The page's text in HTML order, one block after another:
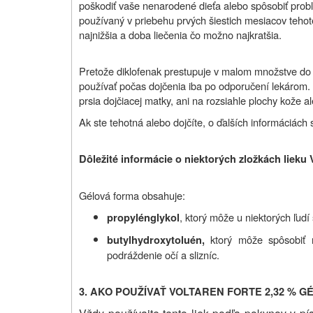
poškodiť vaše nenarodené dieťa alebo spôsobiť
používaný v priebehu prvých šiestich mesiacov
najnižšia a doba liečenia čo možno najkratšia.
Pretože diklofenak prestupuje v malom množstve
používať počas dojčenia iba po odporučení
prsia dojčiacej matky, ani na rozsiahle plochy kože
Ak ste tehotná alebo dojčíte, o ďalších
Dôležité informácie o niektorých zložkách lieku
Gélová forma obsahuje:
propylénglykol, ktorý môže u niektorých
butylhydroxytoluén, ktorý môže spôsobiť
podráždenie očí a slizníc.
3. AKO POUŽÍVAŤ VOLTAREN FORTE 2,32 %